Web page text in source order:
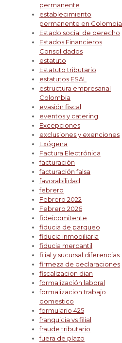
permanente
establecimiento
permanente en Colombia
Estado social de derecho
Estados Financieros
Consolidados
estatuto
Estatuto tributario
estatutos ESAL
estructura empresarial
Colombia
evasión fiscal
eventos y catering
Excepciones
exclusiones y exenciones
Exógena
Factura Electrónica
facturación
facturación falsa
favorabilidad
febrero
Febrero 2022
Febrero 2026
fideicomitente
fiducia de parqueo
fiducia inmobiliaria
fiducia mercantil
filial y sucursal diferencias
firmeza de declaraciones
fiscalizacion dian
formalización laboral
formalizacion trabajo
domestico
formulario 425
franquicia vs filial
fraude tributario
fuera de plazo